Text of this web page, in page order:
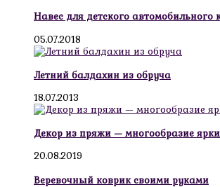
Навес для детского автомобильного
05.07.2018
Летний балдахин из обруча
18.07.2013
Декор из пряжи — многообразие
20.08.2019
Веревочный коврик своими руками